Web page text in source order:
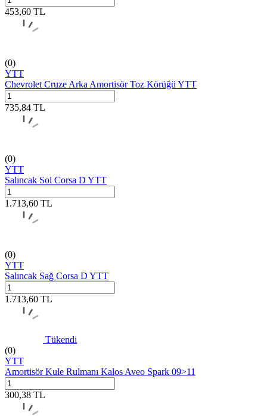
453,60 TL
(0)
YTT
Chevrolet Cruze Arka Amortisör Toz Körüğü YTT
735,84 TL
(0)
YTT
Salıncak Sol Corsa D YTT
1.713,60 TL
(0)
YTT
Salıncak Sağ Corsa D YTT
1.713,60 TL
Tükendi
(0)
YTT
Amortisör Kule Rulmanı Kalos Aveo Spark 09>11
300,38 TL